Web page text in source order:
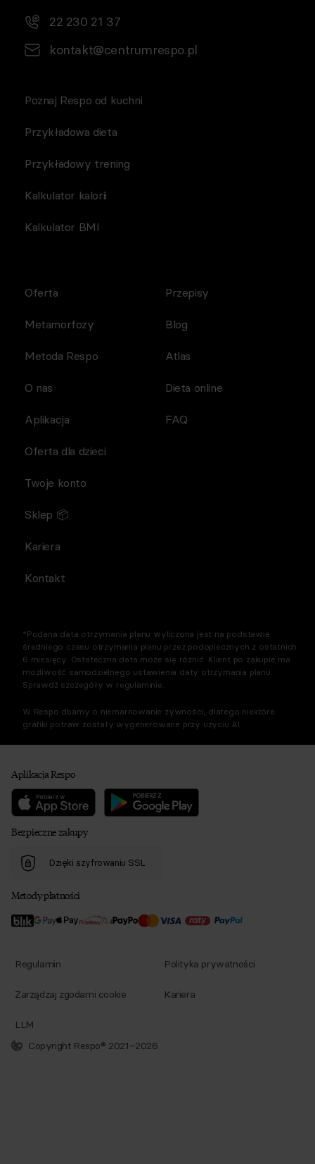
22 230 21 37
kontakt@centrumrespo.pl
Poznaj Respo od kuchni
Przykładowa dieta
Przykładowy trening
Kalkulator kalorii
Kalkulator BMI
Oferta
Metamorfozy
Metoda Respo
O nas
Aplikacja
Przepisy
Blog
Atlas
Dieta online
FAQ
Oferta dla dzieci
Twoje konto
Sklep 📦
Kariera
Kontakt
*Podana data otrzymania planu wyliczona jest na podstawie
średniego czasu otrzymania planu przez podopiecznych z ostatnich
6 miesięcy. Ostateczna data może się różnić. Klient po zakupie ma
możliwość samodzielnego ustawienia daty otrzymania planu.
Sprawdź szczegóły w regulaminie.
W Respo dbamy o niemarnowanie żywności, dlatego niektóre
grafiki potraw zostały wygenerowane przy użyciu AI.
Aplikacja Respo
Bezpieczne zakupy
Dzięki szyfrowaniu SSL
Metody płatności
Copyright Respo® 2021–2026
Regulamin Polityka prywatności
Zarządzaj zgodami cookie Kariera
LLM